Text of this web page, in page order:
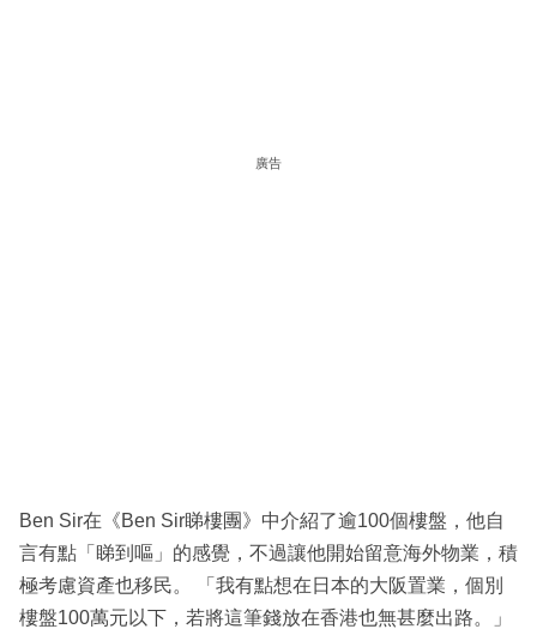
廣告
Ben Sir在《Ben Sir睇樓團》中介紹了逾100個樓盤，他自
言有點「睇到嘔」的感覺，不過讓他開始留意海外物業，積
極考慮資產也移民。 「我有點想在日本的大阪置業，個別
樓盤100萬元以下，若將這筆錢放在香港也無甚麼出路。」